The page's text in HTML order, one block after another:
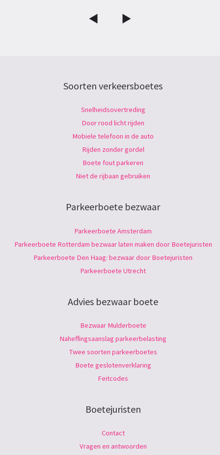
Soorten verkeersboetes
Snelheidsovertreding
Door rood licht rijden
Mobiele telefoon in de auto
Rijden zonder gordel
Boete fout parkeren
Niet de rijbaan gebruiken
Parkeerboete bezwaar
Parkeerboete Amsterdam
Parkeerboete Rotterdam bezwaar laten maken door Boetejuristen
Parkeerboete Den Haag: bezwaar door Boetejuristen
Parkeerboete Utrecht
Advies bezwaar boete
Bezwaar Mulderboete
Naheffingsaanslag parkeerbelasting
Twee soorten parkeerboetes
Boete geslotenverklaring
Feitcodes
Boetejuristen
Contact
Vragen en antwoorden